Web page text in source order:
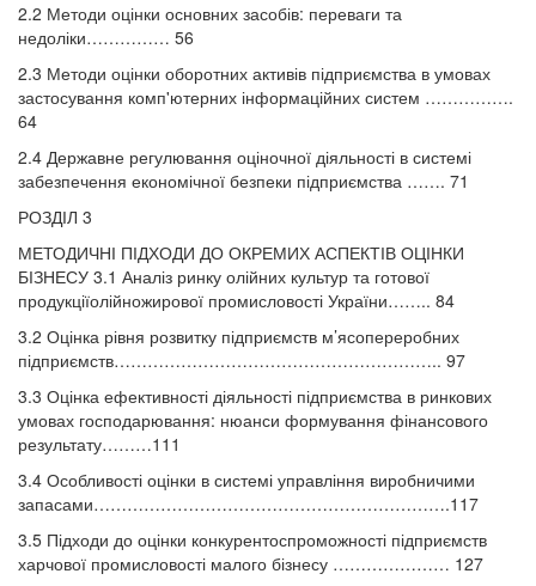
2.2 Методи оцінки основних засобів: переваги та
недоліки…………… 56
2.3 Методи оцінки оборотних активів підприємства в умовах
застосування комп'ютерних інформаційних систем …………….
64
2.4 Державне регулювання оціночної діяльності в системі
забезпечення економічної безпеки підприємства ……. 71
РОЗДІЛ 3
МЕТОДИЧНІ ПІДХОДИ ДО ОКРЕМИХ АСПЕКТІВ ОЦІНКИ
БІЗНЕСУ 3.1 Аналіз ринку олійних культур та готової
продукціїолійножирової промисловості України…….. 84
3.2 Оцінка рівня розвитку підприємств м’ясопереробних
підприємств………………………………………………….. 97
3.3 Оцінка ефективності діяльності підприємства в ринкових
умовах господарювання: нюанси формування фінансового
результату………111
3.4 Особливості оцінки в системі управління виробничими
запасами……………………………………………………….117
3.5 Підходи до оцінки конкурентоспроможності підприємств
харчової промисловості малого бізнесу ………………… 127